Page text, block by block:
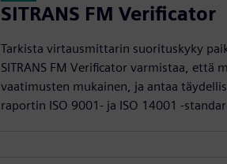
SITRANS FM Verificator
Tarkista virtausmittarin suorituskyky
SITRANS FM Verificator varmistaa, että
vaatimusten mukainen, ja antaa
raportin ISO 9001- ja ISO 14001 -